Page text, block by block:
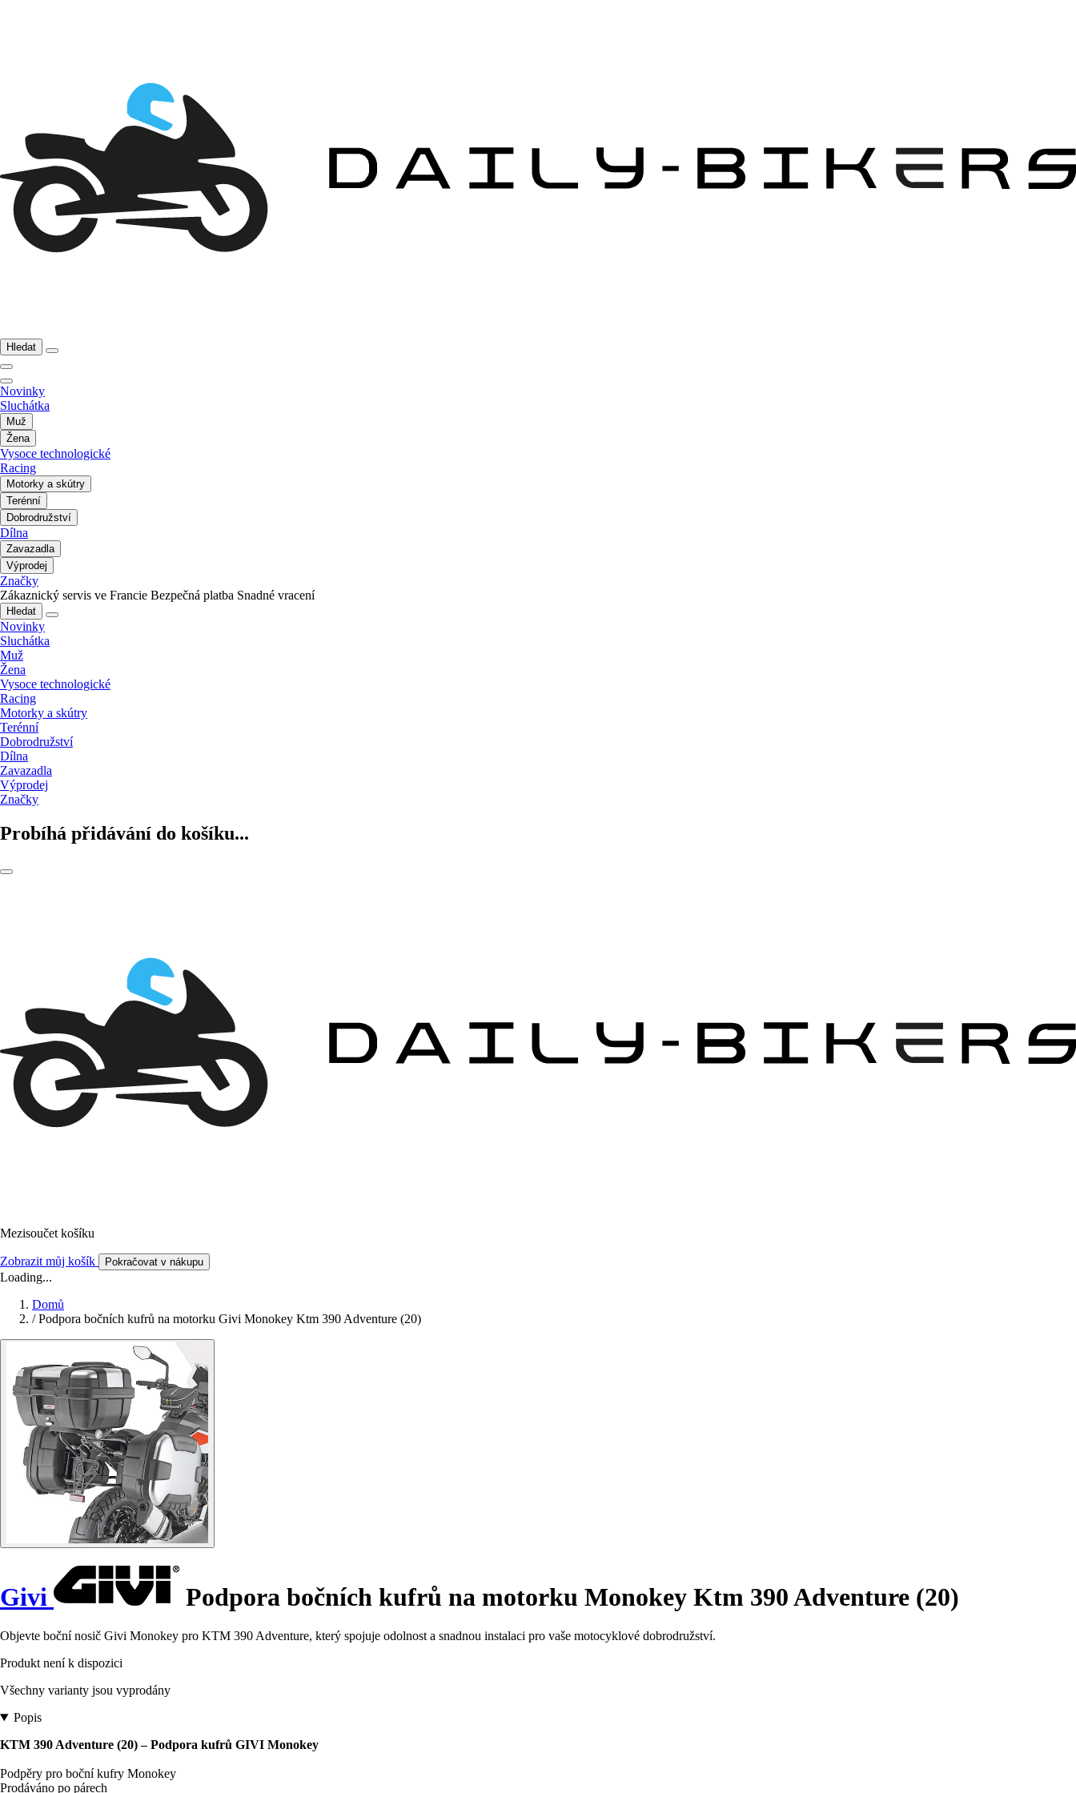
Hledat
Novinky
Sluchátka
Muž
Žena
Vysoce technologické
Racing
Motorky a skútry
Terénní
Dobrodružství
Dílna
Zavazadla
Výprodej
Značky
Zákaznický servis ve Francie Bezpečná platba Snadné vracení
Hledat
Novinky
Sluchátka
Muž
Žena
Vysoce technologické
Racing
Motorky a skútry
Terénní
Dobrodružství
Dílna
Zavazadla
Výprodej
Značky
Probíhá přidávání do košíku...
Mezisoučet košíku
Zobrazit můj košík Pokračovat v nákupu
Loading...
Domů
/ Podpora bočních kufrů na motorku Givi Monokey Ktm 390 Adventure (20)
Givi Podpora bočních kufrů na motorku Monokey Ktm 390 Adventure (20)
Objevte boční nosič Givi Monokey pro KTM 390 Adventure, který spojuje odolnost a snadnou instalaci pro vaše motocyklové dobrodružství.
Produkt není k dispozici
Všechny varianty jsou vyprodány
Popis
KTM 390 Adventure (20) – Podpora kufrů GIVI Monokey
Podpěry pro boční kufry Monokey
Prodáváno po párech